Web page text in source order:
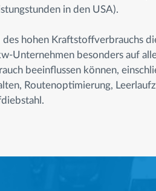
in den USA).
hohen Kraftstoffverbrauchs
Unternehmen besonders auf
beeinflussen können,
Routenoptimierung,